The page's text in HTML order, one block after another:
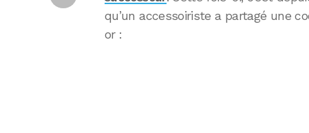
qu’un accessoiriste a partagé une
or :